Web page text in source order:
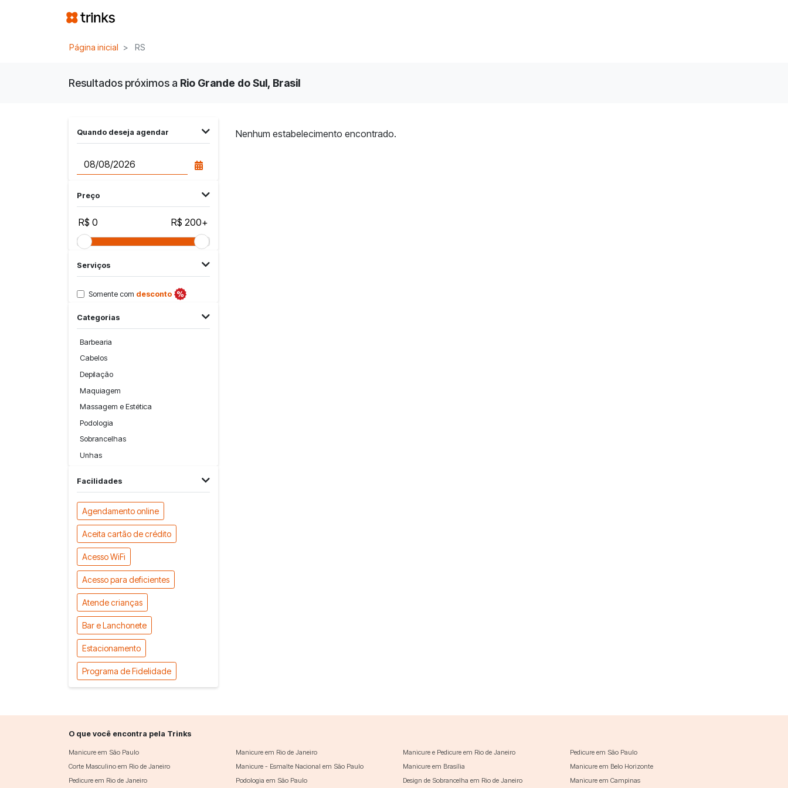
Página inicial RS
Resultados próximos a Rio Grande do Sul, Brasil
Quando deseja agendar
Preço
R$ 0 R$ 200+
Serviços
Somente com desconto
Categorias
Barbearia
Cabelos
Depilação
Maquiagem
Massagem e Estética
Podologia
Sobrancelhas
Unhas
Facilidades
Agendamento online
Aceita cartão de crédito
Acesso WiFi
Acesso para deficientes
Atende crianças
Bar e Lanchonete
Estacionamento
Programa de Fidelidade
Nenhum estabelecimento encontrado.
O que você encontra pela Trinks
Manicure em São Paulo Manicure em Rio de Janeiro Manicure e Pedicure em Rio de Janeiro
Pedicure em São Paulo
Corte Masculino em Rio de Janeiro
Manicure - Esmalte Nacional em São Paulo Manicure em Brasília
Manicure em Belo Horizonte
Pedicure em Rio de Janeiro
Podologia em São Paulo Design de Sobrancelha em Rio de Janeiro Manicure em Campinas